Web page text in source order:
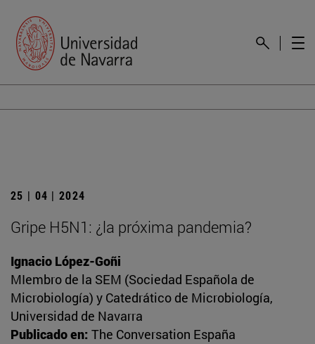
25 | 04 | 2024
Gripe H5N1: ¿la próxima pandemia?
Ignacio López-Goñi
MIembro de la SEM (Sociedad Española de
Microbiología) y Catedrático de Microbiología,
Universidad de Navarra
Publicado en: The Conversation España